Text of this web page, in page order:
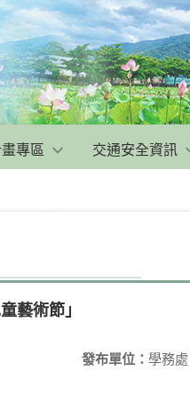
專區 交通安全資訊
藝術節」
發布單位： 學務處